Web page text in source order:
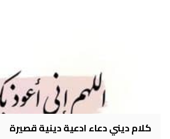
كلام ديني دعاء ادعية دينية قصيرة